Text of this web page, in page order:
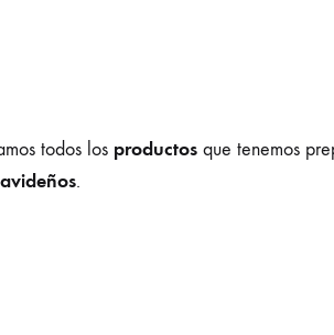
todos los productos que tenemos
.